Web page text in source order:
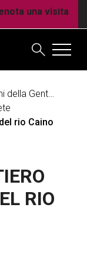
una visita
Il Museo degli Usi e Costumi della Gente Trentina è un grande contenitore di risorse
rio Caino
RIO